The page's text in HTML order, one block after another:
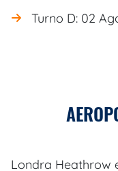
Turno D: 02
Londra Heathrow